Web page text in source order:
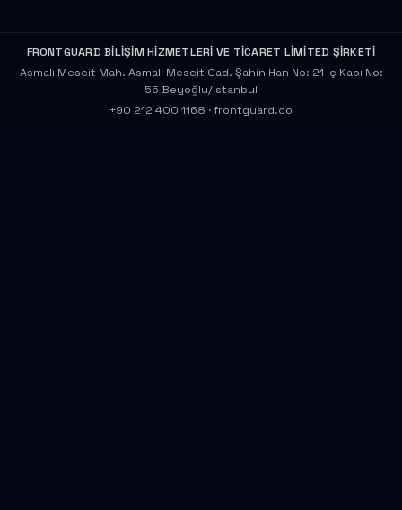
FRONTGUARD BİLİŞİM HİZMETLERİ VE TİCARET LİMİTED ŞİRKETİ
Asmalı Mescit Mah. Asmalı Mescit Cad. Şahin Han No: 21 İç Kapı No:
55 Beyoğlu/İstanbul
+90 212 400 1168 ·frontguard.co